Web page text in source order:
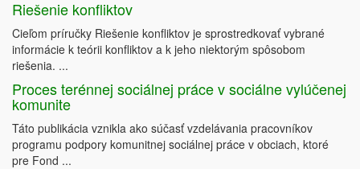
Riešenie konfliktov
Cieľom príručky Riešenie konfliktov je sprostredkovať vybrané
informácie k teórii konfliktov a k jeho niektorým spôsobom
riešenia. ...
Proces terénnej sociálnej práce v sociálne vylúčenej
komunite
Táto publikácia vznikla ako súčasť vzdelávania pracovníkov
programu podpory komunitnej sociálnej práce v obciach, ktoré
pre Fond ...